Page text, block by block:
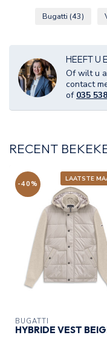
Bugatti (43)
HEEFT U
Of wilt u
contact
of 035
RECENT
LAATSTE
-40%
BUGATTI
HYBRIDE VEST